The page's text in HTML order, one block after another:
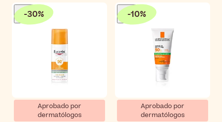
-30%
Aprobado por
dermatólogos
Eucerin Oil Control Gel-
-10%
Aprobado por
dermatólogos
La Roche-Posay